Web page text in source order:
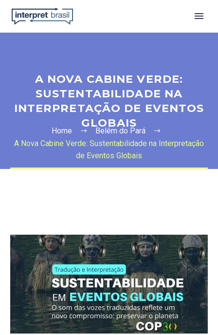
A NOVA CABINE VERDE:
SUSTENTABILIDADE NA
INTERPRETAÇÃO DE EVENTOS
GLOBAIS
Home
Belém do Pará
A Nova Cabine Verde: Sustentabilidade na Interpretação
de Eventos Globais